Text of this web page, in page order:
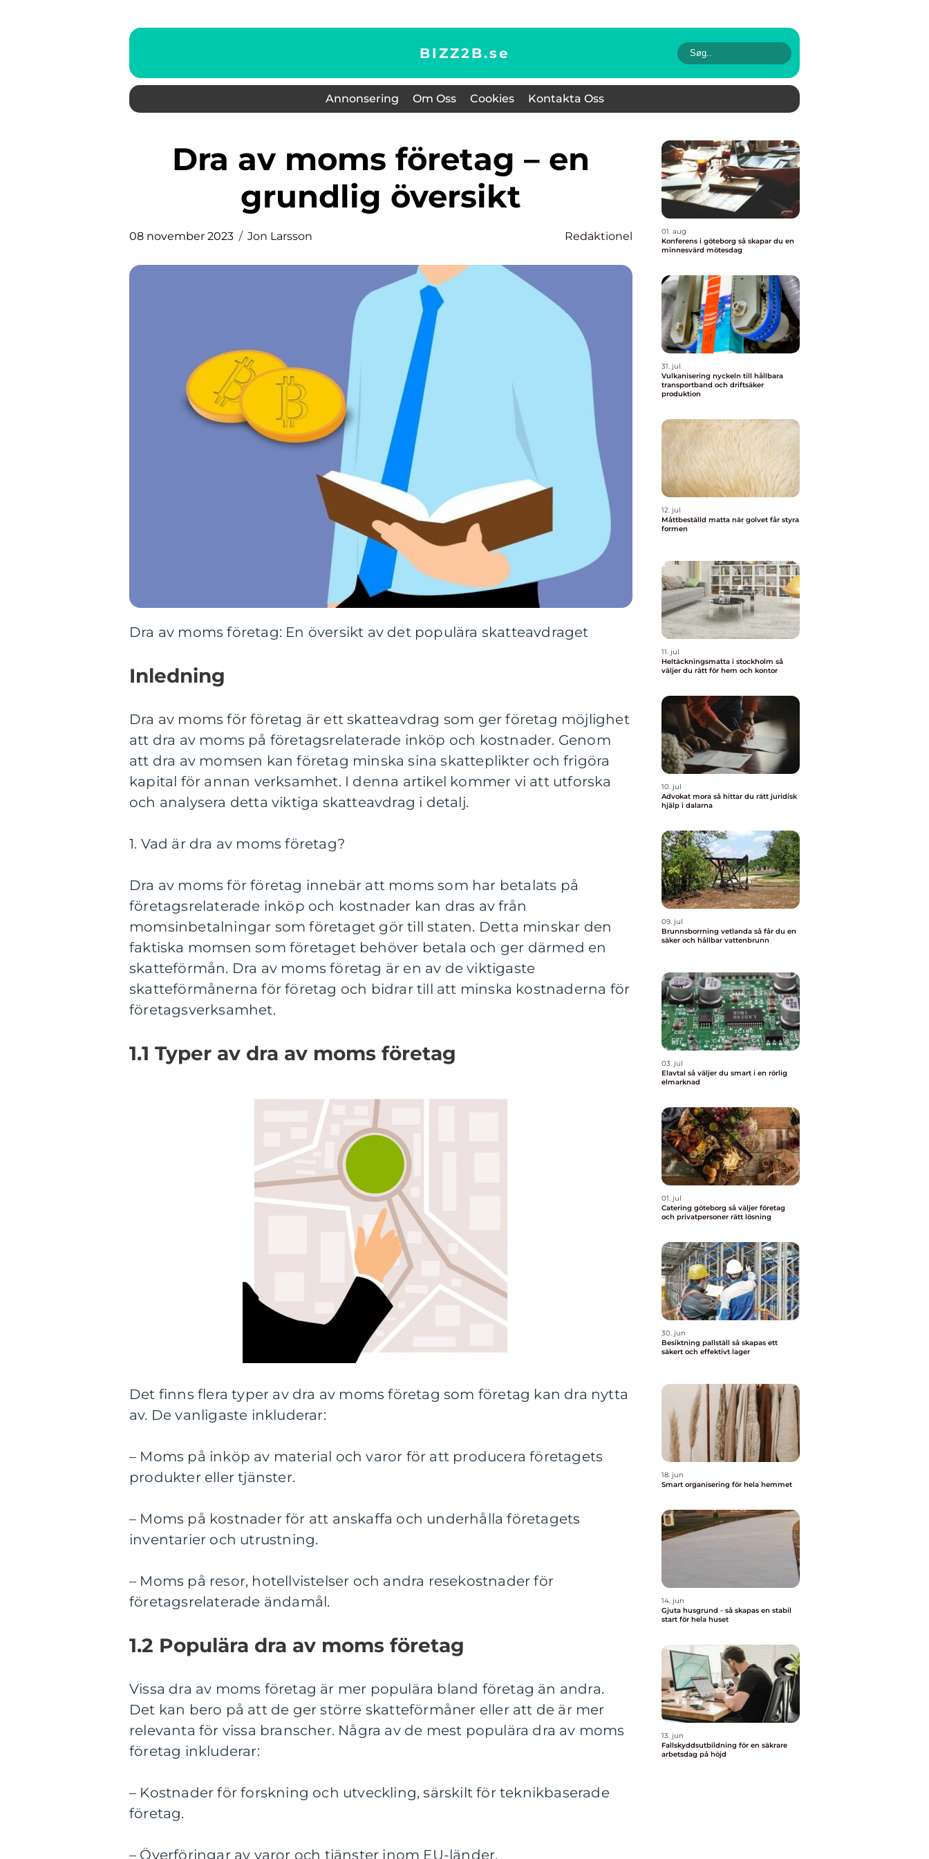
BIZZ2B.se
Annonsering Om Oss Cookies Kontakta Oss
Dra av moms företag – en
grundlig översikt
08 november 2023 Jon Larsson Redaktionel
Dra av moms företag: En översikt av det populära skatteavdraget
Inledning
Dra av moms för företag är ett skatteavdrag som ger företag möjlighet
att dra av moms på företagsrelaterade inköp och kostnader. Genom
att dra av momsen kan företag minska sina skatteplikter och frigöra
kapital för annan verksamhet. I denna artikel kommer vi att utforska
och analysera detta viktiga skatteavdrag i detalj.
1. Vad är dra av moms företag?
Dra av moms för företag innebär att moms som har betalats på
företagsrelaterade inköp och kostnader kan dras av från
momsinbetalningar som företaget gör till staten. Detta minskar den
faktiska momsen som företaget behöver betala och ger därmed en
skatteförmån. Dra av moms företag är en av de viktigaste
skatteförmånerna för företag och bidrar till att minska kostnaderna för
företagsverksamhet.
1.1 Typer av dra av moms företag
Det finns flera typer av dra av moms företag som företag kan dra nytta
av. De vanligaste inkluderar:
– Moms på inköp av material och varor för att producera företagets
produkter eller tjänster.
– Moms på kostnader för att anskaffa och underhålla företagets
inventarier och utrustning.
– Moms på resor, hotellvistelser och andra resekostnader för
företagsrelaterade ändamål.
1.2 Populära dra av moms företag
Vissa dra av moms företag är mer populära bland företag än andra.
Det kan bero på att de ger större skatteförmåner eller att de är mer
relevanta för vissa branscher. Några av de mest populära dra av moms
företag inkluderar:
– Kostnader för forskning och utveckling, särskilt för teknikbaserade
företag.
– Överföringar av varor och tjänster inom EU-länder.
01. aug
Konferens i göteborg så skapar du en
minnesvärd mötesdag
31. jul
Vulkanisering nyckeln till hållbara
transportband och driftsäker
produktion
12. jul
Måttbeställd matta när golvet får styra
formen
11. jul
Heltäckningsmatta i stockholm så
väljer du rätt för hem och kontor
10. jul
Advokat mora så hittar du rätt juridisk
hjälp i dalarna
09. jul
Brunnsborrning vetlanda så får du en
säker och hållbar vattenbrunn
03. jul
Elavtal så väljer du smart i en rörlig
elmarknad
01. jul
Catering göteborg så väljer företag
och privatpersoner rätt lösning
30. jun
Besiktning pallställ så skapas ett
säkert och effektivt lager
18. jun
Smart organisering för hela hemmet
14. jun
Gjuta husgrund - så skapas en stabil
start för hela huset
13. jun
Fallskyddsutbildning för en säkrare
arbetsdag på höjd